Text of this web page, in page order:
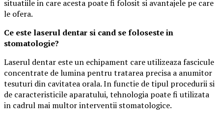
situatiile in care acesta poate fi folosit si avantajele pe care
le ofera.
Ce este laserul dentar si cand se foloseste in
stomatologie?
Laserul dentar este un echipament care utilizeaza fascicule
concentrate de lumina pentru tratarea precisa a anumitor
tesuturi din cavitatea orala. In functie de tipul procedurii si
de caracteristicile aparatului, tehnologia poate fi utilizata
in cadrul mai multor interventii stomatologice.